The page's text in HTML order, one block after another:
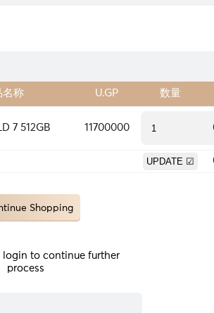
名称 U.GP 数量
7 512GB 11700000
Shopping
login to continue further
process